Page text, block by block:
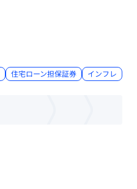
住宅ローン担保証券
インフレ